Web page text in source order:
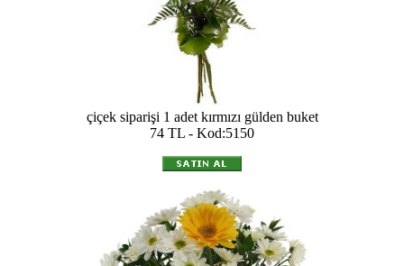
çiçek siparişi 1 adet kırmızı gülden buket
74 TL - Kod:5150